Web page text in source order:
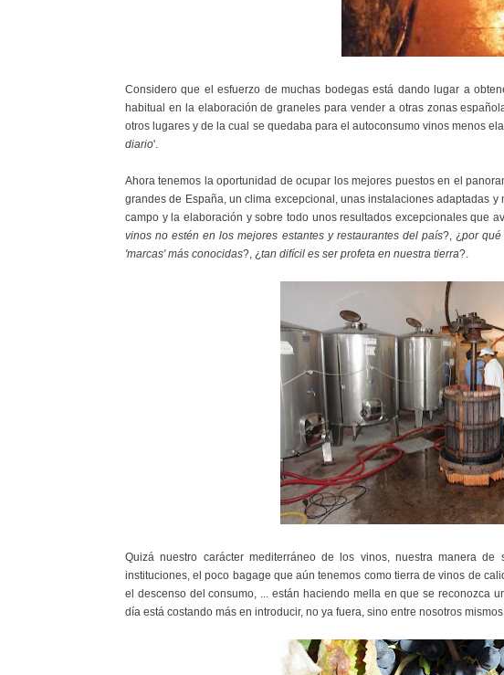
Considero que el esfuerzo de muchas bodegas está dando lugar a
habitual en la elaboración de graneles para vender a otras zonas
otros lugares y de la cual se quedaba para el autoconsumo vinos menos
diario'.
Ahora tenemos la oportunidad de ocupar los mejores puestos en el
grandes de España, un clima excepcional, unas instalaciones adaptadas
campo y la elaboración y sobre todo unos resultados excepcionales que
vinos no estén en los mejores estantes y restaurantes del país?, ¿por qué
'marcas' más conocidas?, ¿tan difícil es ser profeta en nuestra tierra?.
Quizá nuestro carácter mediterráneo de los vinos, nuestra manera
instituciones, el poco bagage que aún tenemos como tierra de vinos de
el descenso del consumo, ... están haciendo mella en que se reconozca
día está costando más en introducir, no ya fuera, sino entre nosotros